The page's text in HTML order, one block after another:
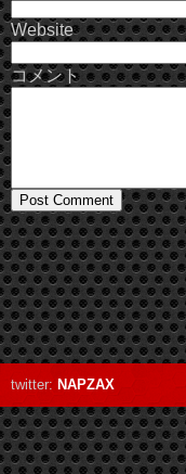
Website
コメント
twitter: NAPZAX